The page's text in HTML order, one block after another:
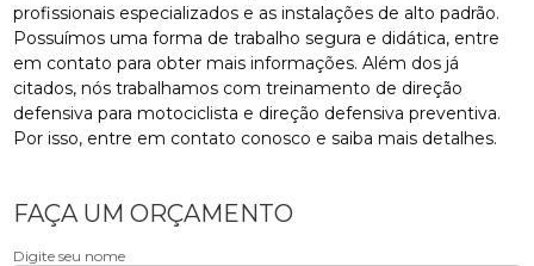
profissionais especializados e as instalações de alto padrão.
Possuímos uma forma de trabalho segura e didática, entre
em contato para obter mais informações. Além dos já
citados, nós trabalhamos com treinamento de direção
defensiva para motociclista e direção defensiva preventiva.
Por isso, entre em contato conosco e saiba mais detalhes.
FAÇA UM ORÇAMENTO
Digite seu nome